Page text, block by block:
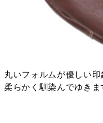
丸いフォルムが優しい
柔らかく馴染んでゆきま